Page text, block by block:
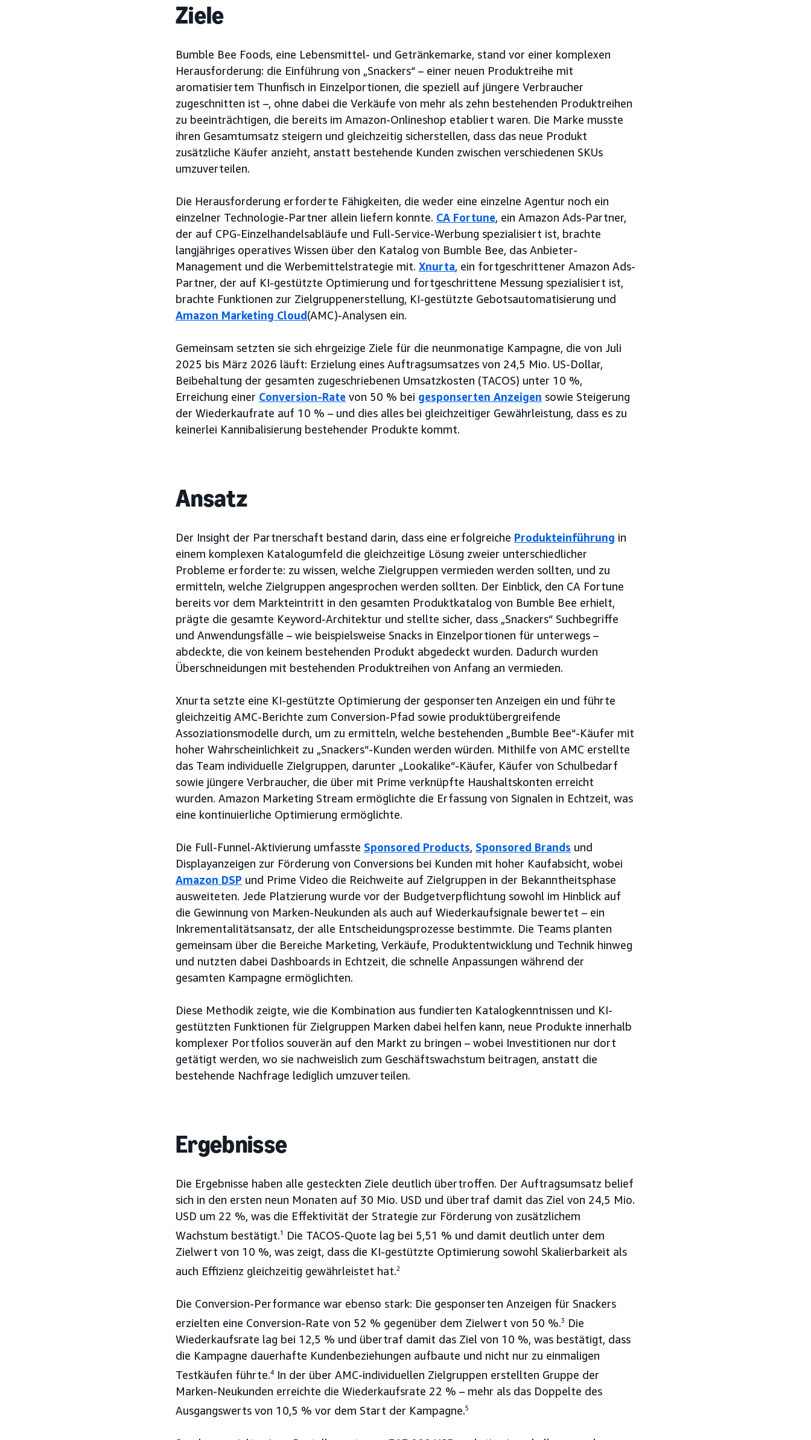
Ziele
Bumble Bee Foods, eine Lebensmittel- und Getränkemarke, stand vor einer komplexen
Herausforderung: die Einführung von „Snackers“ – einer neuen Produktreihe mit
aromatisiertem Thunfisch in Einzelportionen, die speziell auf jüngere Verbraucher
zugeschnitten ist –, ohne dabei die Verkäufe von mehr als zehn bestehenden Produktreihen
zu beeinträchtigen, die bereits im Amazon-Onlineshop etabliert waren. Die Marke musste
ihren Gesamtumsatz steigern und gleichzeitig sicherstellen, dass das neue Produkt
zusätzliche Käufer anzieht, anstatt bestehende Kunden zwischen verschiedenen SKUs
umzuverteilen.
Die Herausforderung erforderte Fähigkeiten, die weder eine einzelne Agentur noch ein
einzelner Technologie-Partner allein liefern konnte. CA Fortune, ein Amazon Ads-Partner,
der auf CPG-Einzelhandelsabläufe und Full-Service-Werbung spezialisiert ist, brachte
langjähriges operatives Wissen über den Katalog von Bumble Bee, das Anbieter-
Management und die Werbemittelstrategie mit. Xnurta, ein fortgeschrittener Amazon Ads-
Partner, der auf KI-gestützte Optimierung und fortgeschrittene Messung spezialisiert ist,
brachte Funktionen zur Zielgruppenerstellung, KI-gestützte Gebotsautomatisierung und
Amazon Marketing Cloud(AMC)-Analysen ein.
Gemeinsam setzten sie sich ehrgeizige Ziele für die neunmonatige Kampagne, die von Juli
2025 bis März 2026 läuft: Erzielung eines Auftragsumsatzes von 24,5 Mio. US-Dollar,
Beibehaltung der gesamten zugeschriebenen Umsatzkosten (TACOS) unter 10 %,
Erreichung einer Conversion-Rate von 50 % bei gesponserten Anzeigen sowie Steigerung
der Wiederkaufrate auf 10 % – und dies alles bei gleichzeitiger Gewährleistung, dass es zu
keinerlei Kannibalisierung bestehender Produkte kommt.
Ansatz
Der Insight der Partnerschaft bestand darin, dass eine erfolgreiche Produkteinführung in
einem komplexen Katalogumfeld die gleichzeitige Lösung zweier unterschiedlicher
Probleme erforderte: zu wissen, welche Zielgruppen vermieden werden sollten, und zu
ermitteln, welche Zielgruppen angesprochen werden sollten. Der Einblick, den CA Fortune
bereits vor dem Markteintritt in den gesamten Produktkatalog von Bumble Bee erhielt,
prägte die gesamte Keyword-Architektur und stellte sicher, dass „Snackers“ Suchbegriffe
und Anwendungsfälle – wie beispielsweise Snacks in Einzelportionen für unterwegs –
abdeckte, die von keinem bestehenden Produkt abgedeckt wurden. Dadurch wurden
Überschneidungen mit bestehenden Produktreihen von Anfang an vermieden.
Xnurta setzte eine KI-gestützte Optimierung der gesponserten Anzeigen ein und führte
gleichzeitig AMC-Berichte zum Conversion-Pfad sowie produktübergreifende
Assoziationsmodelle durch, um zu ermitteln, welche bestehenden „Bumble Bee“-Käufer mit
hoher Wahrscheinlichkeit zu „Snackers“-Kunden werden würden. Mithilfe von AMC erstellte
das Team individuelle Zielgruppen, darunter „Lookalike“-Käufer, Käufer von Schulbedarf
sowie jüngere Verbraucher, die über mit Prime verknüpfte Haushaltskonten erreicht
wurden. Amazon Marketing Stream ermöglichte die Erfassung von Signalen in Echtzeit, was
eine kontinuierliche Optimierung ermöglichte.
Die Full-Funnel-Aktivierung umfasste Sponsored Products, Sponsored Brands und
Displayanzeigen zur Förderung von Conversions bei Kunden mit hoher Kaufabsicht, wobei
Amazon DSP und Prime Video die Reichweite auf Zielgruppen in der Bekanntheitsphase
ausweiteten. Jede Platzierung wurde vor der Budgetverpflichtung sowohl im Hinblick auf
die Gewinnung von Marken-Neukunden als auch auf Wiederkaufsignale bewertet – ein
Inkrementalitätsansatz, der alle Entscheidungsprozesse bestimmte. Die Teams planten
gemeinsam über die Bereiche Marketing, Verkäufe, Produktentwicklung und Technik hinweg
und nutzten dabei Dashboards in Echtzeit, die schnelle Anpassungen während der
gesamten Kampagne ermöglichten.
Diese Methodik zeigte, wie die Kombination aus fundierten Katalogkenntnissen und KI-
gestützten Funktionen für Zielgruppen Marken dabei helfen kann, neue Produkte innerhalb
komplexer Portfolios souverän auf den Markt zu bringen – wobei Investitionen nur dort
getätigt werden, wo sie nachweislich zum Geschäftswachstum beitragen, anstatt die
bestehende Nachfrage lediglich umzuverteilen.
Ergebnisse
Die Ergebnisse haben alle gesteckten Ziele deutlich übertroffen. Der Auftragsumsatz belief
sich in den ersten neun Monaten auf 30 Mio. USD und übertraf damit das Ziel von 24,5 Mio.
USD um 22 %, was die Effektivität der Strategie zur Förderung von zusätzlichem
Wachstum bestätigt.1
Die TACOS-Quote lag bei 5,51 % und damit deutlich unter dem
Zielwert von 10 %, was zeigt, dass die KI-gestützte Optimierung sowohl Skalierbarkeit als
auch Effizienz gleichzeitig gewährleistet hat.2
Die Conversion-Performance war ebenso stark: Die gesponserten Anzeigen für Snackers
erzielten eine Conversion-Rate von 52 % gegenüber dem Zielwert von 50 %.3
Die
Wiederkaufsrate lag bei 12,5 % und übertraf damit das Ziel von 10 %, was bestätigt, dass
die Kampagne dauerhafte Kundenbeziehungen aufbaute und nicht nur zu einmaligen
Testkäufen führte.4 In der über AMC-individuellen Zielgruppen erstellten Gruppe der
Marken-Neukunden erreichte die Wiederkaufsrate 22 % – mehr als das Doppelte des
Ausgangswerts von 10,5 % vor dem Start der Kampagne.5